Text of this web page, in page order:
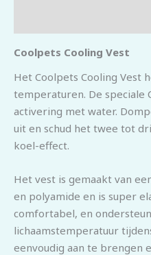
Coolpets Cooling Vest
Het Coolpets Cooling Vest
temperaturen. De speciale
activering met water.
uit en schud het twee tot
koel-effect.
Het vest is gemaakt van
en polyamide en is super
comfortabel, en
lichaamstemperatuur
eenvoudig aan te brengen